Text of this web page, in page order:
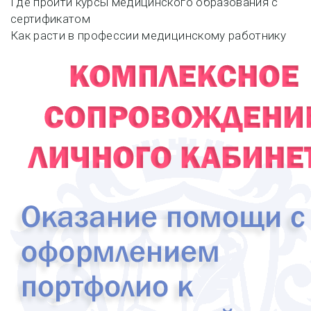
Навигация
по
записям
сертификатом
Как расти в профессии медицинскому работнику